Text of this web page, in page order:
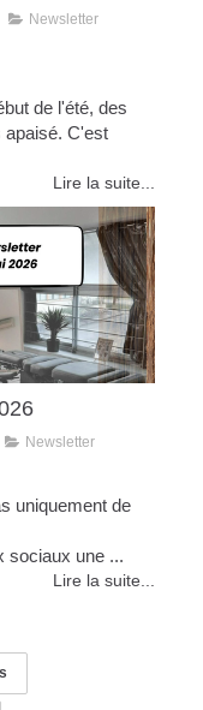
Newsletter
de l'été, des
apaisé. C'est
Lire la suite...
Newsletter
uniquement de
sociaux une ...
Lire la suite...